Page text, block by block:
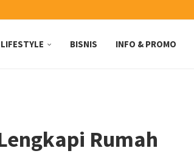
LIFESTYLE BISNIS INFO & PROMO
Rumah